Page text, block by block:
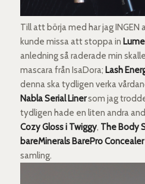
Till att börja med har jag INGEN
kunde missa att stoppa in
anledning så raderade min
mascara från IsaDora; Lash
denna ska tydligen verka
Nabla Serial Linersom jag
tydligen hade en liten andra
Cozy Gloss i Twiggy, The Body
bareMinerals BarePro Concealer
samling.